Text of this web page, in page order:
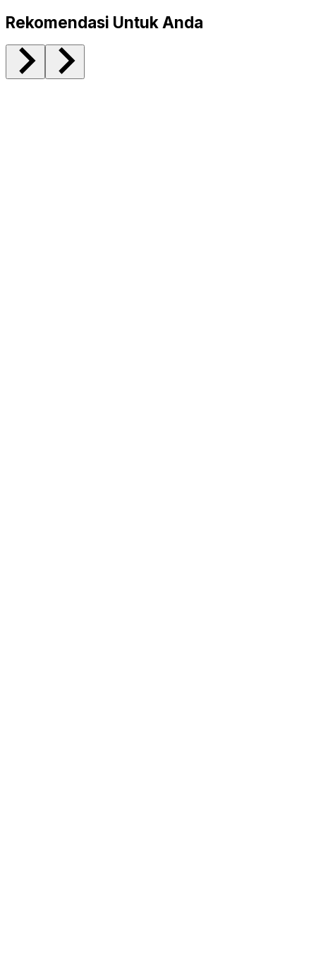
Rekomendasi Untuk Anda